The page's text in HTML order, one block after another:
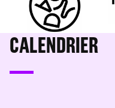
CALENDRIER